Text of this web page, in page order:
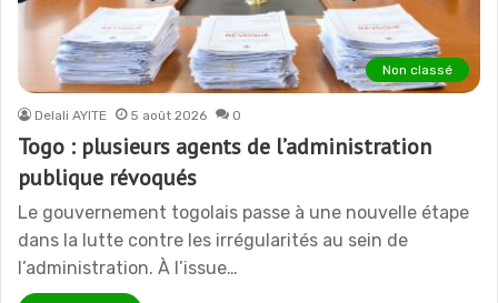
Non classé
Delali AYITE 5 août 2026 0
Togo : plusieurs agents de l’administration
publique révoqués
Le gouvernement togolais passe à une nouvelle étape
dans la lutte contre les irrégularités au sein de
l’administration. À l’issue…